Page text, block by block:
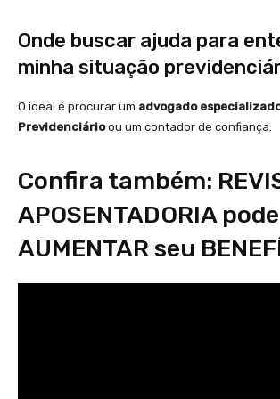
Onde buscar ajuda para
minha situação
O ideal é procurar um advogado
Previdenciárioou um contador de confiança.
Confira também:
APOSENTADORIA pode
AUMENTAR seu